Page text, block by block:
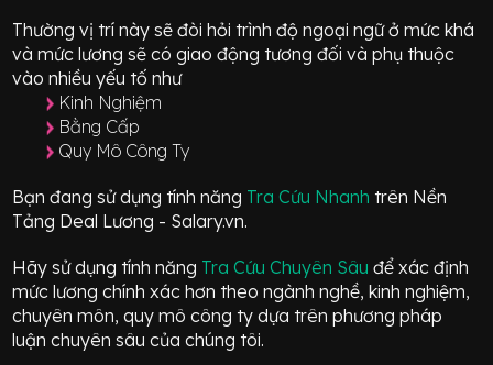
Thường vị trí này sẽ đòi hỏi trình độ ngoại ngữ ở mứckhá
và mức lương sẽ có giao động tương đối và phụ thuộc
vào nhiều yếu tố như
Kinh Nghiệm
Bằng Cấp
Quy Mô Công Ty
Bạn đang sử dụng tính năng Tra Cứu Nhanh trên Nền
Tảng Deal Lương - Salary.vn.
Hãy sử dụng tính năng Tra Cứu Chuyên Sâuđể xác định
mức lương chính xác hơn theo ngành nghề, kinh nghiệm,
chuyên môn, quy mô công ty dựa trên phương pháp
luận chuyên sâu của chúng tôi.